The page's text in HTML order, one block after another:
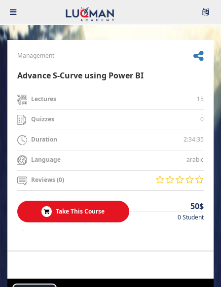
Management
Advance S-Curve using Power BI
Lectures 15
Quizzes 0
Duration 2:34:35
Language arabic
Reviews (0)
Take This Course 50$
0 Student
.